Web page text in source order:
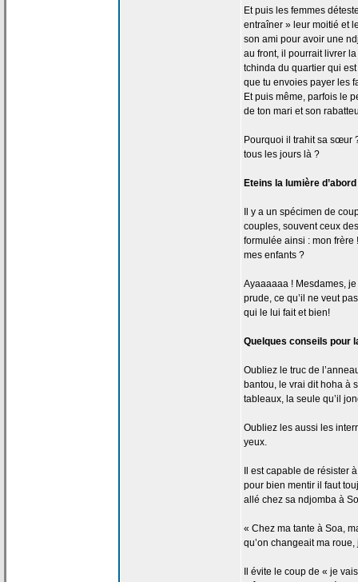
Et puis les femmes
entraîner » leur moitié et
son ami pour avoir une
au front, il pourrait livrer la
tchinda du quartier qui
que tu envoies payer les
Et puis même, parfois le
de ton mari et son
Pourquoi il trahit sa sœur
tous les jours là ?
Eteins la lumière
Il y a un spécimen de
couples, souvent ceux
formulée ainsi : mon frère
mes enfants ?
Ayaaaaaa ! Mesdames,
prude, ce qu’il ne veut
qui le lui fait et bien!
Quelques conseils pour
Oubliez le truc de
bantou, le vrai dit hoha à
tableaux, la seule qu’il
Oubliez les aussi les
yeux.
Il est capable de résister
pour bien mentir il faut
allé chez sa ndjomba à
« Chez ma tante à Soa,
qu’on changeait ma
Il évite le coup de « je